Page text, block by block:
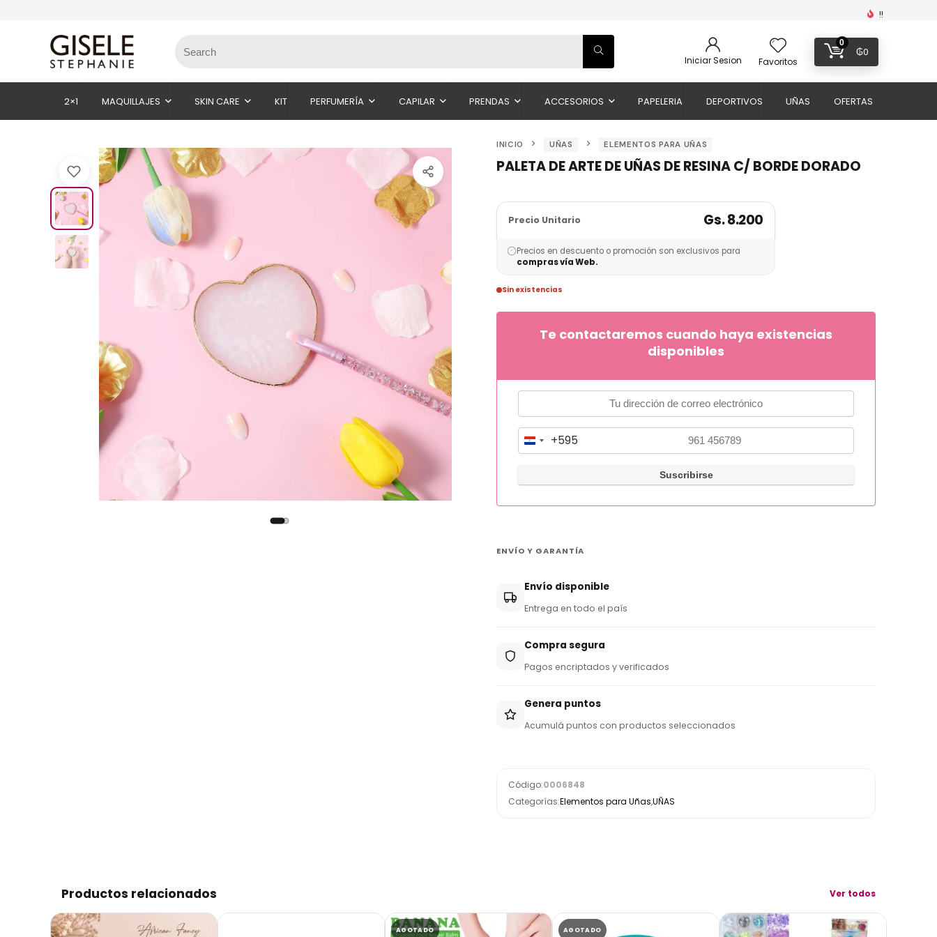
!!
Iniciar Sesion Favoritos
0
₲0
2×1 MAQUILLAJES SKIN CARE KIT PERFUMERÍA CAPILAR PRENDAS ACCESORIOS PAPELERIA DEPORTIVOS UÑAS OFERTAS
INICIO UÑAS ELEMENTOS PARA UÑAS
PALETA DE ARTE DE UÑAS DE RESINA C/ BORDE DORADO
Precio Unitario Gs. 8.200
Precios en descuento o promoción son exclusivos para
compras vía Web.
Sin existencias
Te contactaremos cuando haya existencias
disponibles
P
r
a
y
+
9
+595
ENVÍO Y GARANTÍA
Envío disponible
Entrega en todo el país
Compra segura
Pagos encriptados y verificados
Genera puntos
Acumulá puntos con productos seleccionados
Código:0006848
Categorías:Elementos para Uñas,UÑAS
Productos relacionados Ver todos
AGOTADO AGOTADO